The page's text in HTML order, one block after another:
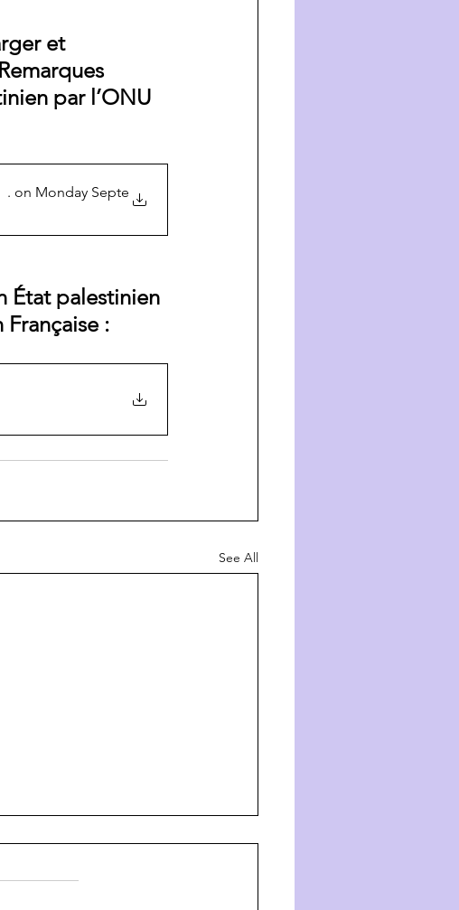
et
par l’ONU
U.N
. on Monday Septe
État palestinien
:
See All